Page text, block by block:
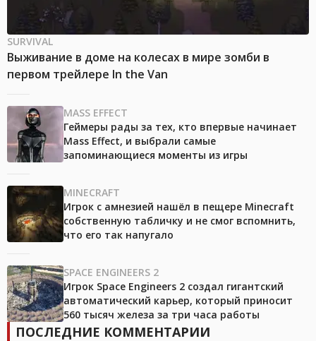
SURVIVAL
Выживание в доме на колесах в мире зомби в
первом трейлере In the Van
MASS EFFECT
Геймеры рады за тех, кто впервые начинает
Mass Effect, и выбрали самые
запоминающиеся моменты из игры
MINECRAFT
Игрок с амнезией нашёл в пещере Minecraft
собственную табличку и не смог вспомнить,
что его так напугало
SPACE ENGINEERS 2
Игрок Space Engineers 2 создал гигантский
автоматический карьер, который приносит
560 тысяч железа за три часа работы
ПОСЛЕДНИЕ КОММЕНТАРИИ